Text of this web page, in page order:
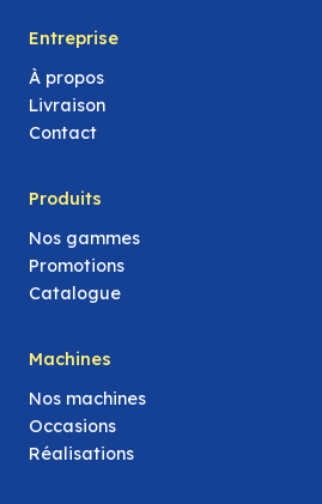
Entreprise
À propos
Livraison
Contact
Produits
Nos gammes
Promotions
Catalogue
Machines
Nos machines
Occasions
Réalisations